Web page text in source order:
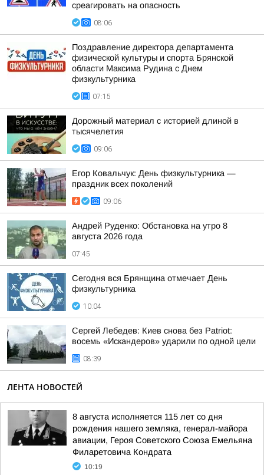
среагировать на опасность
08:06
Поздравление директора департамента
физической культуры и спорта Брянской
области Максима Рудина с Днем
физкультурника
07:15
Дорожный материал с историей длиной в
тысячелетия
09:06
Егор Ковальчук: День физкультурника —
праздник всех поколений
09:06
Андрей Руденко: Обстановка на утро 8
августа 2026 года
07:45
Сегодня вся Брянщина отмечает День
физкультурника
10:04
Сергей Лебедев: Киев снова без Patriot:
восемь «Искандеров» ударили по одной цели
08:39
ЛЕНТА НОВОСТЕЙ
8 августа исполняется 115 лет со дня
рождения нашего земляка, генерал-майора
авиации, Героя Советского Союза Емельяна
Филаретовича Кондрата
10:19